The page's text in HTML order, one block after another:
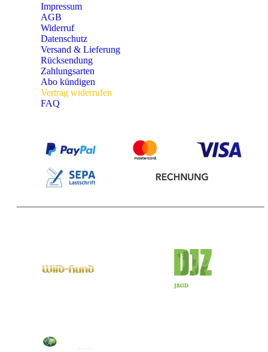
Impressum
AGB
Widerruf
Datenschutz
Versand & Lieferung
Rücksendung
Zahlungsarten
Abo kündigen
Vertrag widerrufen
FAQ